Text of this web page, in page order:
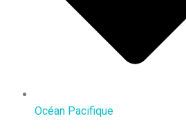
Océan Pacifique